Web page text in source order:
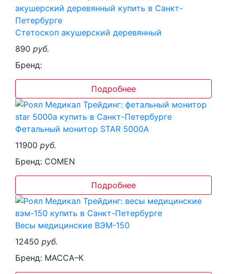
Стетоскоп акушерский деревянный
890 руб.
Бренд:
Подробнее
Фетальный монитор STAR 5000A
11900 руб.
Бренд: COMEN
Подробнее
Весы медицинские ВЭМ-150
12450 руб.
Бренд: МАССА–К